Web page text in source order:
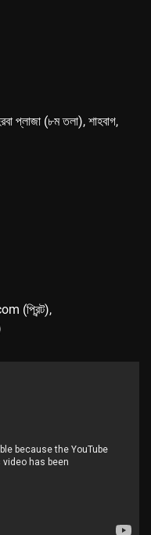
প্লাজা (৮ম তলা), শাহবাগ,
(প্রিন্ট),